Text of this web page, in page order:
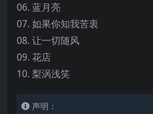
06. 蓝月亮
07. 如果你知我苦衷
08. 让一切随风
09. 花店
10. 梨涡浅笑
声明：